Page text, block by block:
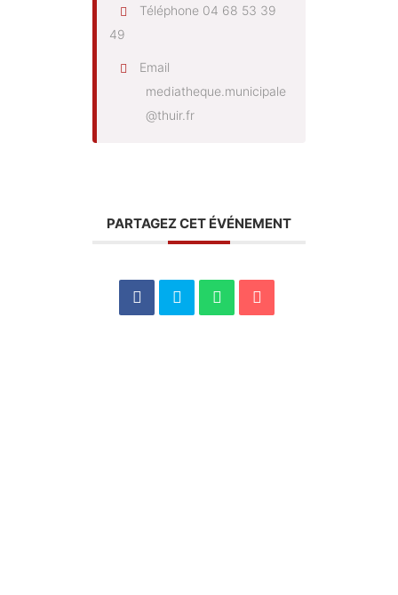
Téléphone 04 68 53 39
49
Email
mediatheque.municipale
@thuir.fr
PARTAGEZ CET ÉVÉNEMENT